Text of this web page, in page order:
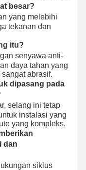
besar?
yang melebihi
tekanan dan
itu?
senyawa anti-
daya tahan yang
abrasif.
dipasang pada
selang ini tetap
instalasi yang
yang kompleks.
dan
siklus